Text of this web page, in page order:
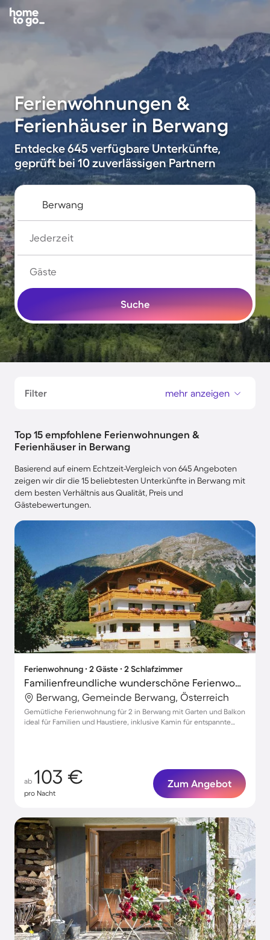
Ferienwohnungen &
Ferienhäuser in Berwang
Entdecke 645 verfügbare Unterkünfte,
geprüft bei 10 zuverlässigen Partnern
Jederzeit
Gäste
Suche
Filter mehr anzeigen
Top 15 empfohlene Ferienwohnungen &
Ferienhäuser in Berwang
Basierend auf einem Echtzeit-Vergleich von 645 Angeboten
zeigen wir dir die 15 beliebtesten Unterkünfte in Berwang mit
dem besten Verhältnis aus Qualität, Preis und
Gästebewertungen.
Ferienwohnung ∙ 2 Gäste ∙ 2 Schlafzimmer
Familienfreundliche wunderschöne Ferienwohnung mit Terrasse und Garten | Nah am Skifahren | Perfekt für die Arbeit von Zuhause | Hunde erlaubt
Berwang, Gemeinde Berwang, Österreich
Gemütliche Ferienwohnung für 2 in Berwang mit Garten und Balkon
ideal für Familien und Haustiere, inklusive Kamin für entspannte
ab 103 €
pro Nacht
Zum Angebot